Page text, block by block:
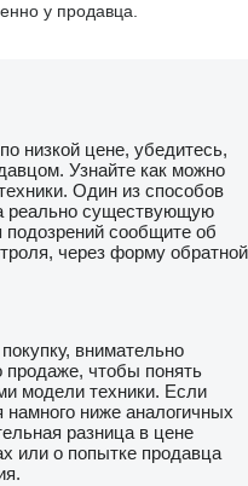
у продавца.
низкой цене, убедитесь,
Узнайте как можно
Один из способов
реально существующую
подозрений сообщите об
через форму обратной
внимательно
продаже, чтобы понять
модели техники. Если
ниже аналогичных
разница в цене
или о попытке продавца